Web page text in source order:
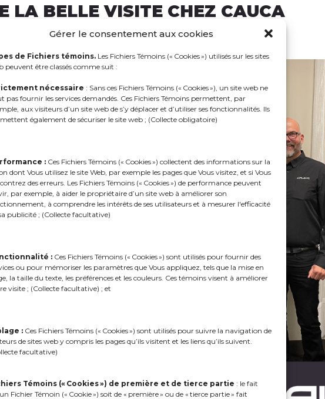
Gérer le consentement aux cookies
de Fichiers témoins. Les Fichiers Témoins (« Cookies ») utilisés sur les sites
peuvent être classés comme suit :
nécessaire : Sans ces Fichiers Témoins (« Cookies »), un site web ne
pas fournir les services demandés. Ces Fichiers Témoins permettent, par
aux visiteurs d’un site web de s’y déplacer et d’utiliser ses fonctionnalités. Ils
également de sécuriser le site web ; (Collecte obligatoire)
: Ces Fichiers Témoins (« Cookies ») collectent des informations sur la
dont Vous utilisez le site Web, par exemple les pages que Vous visitez, et si Vous
des erreurs. Les Fichiers Témoins (« Cookies ») de performance peuvent
par exemple, à aider le propriétaire d’un site web à améliorer son
à comprendre les intérêts de ses utilisateurs et à mesurer l'efficacité
publicité ; (Collecte facultative)
: Ces Fichiers Témoins (« Cookies ») sont utilisés pour fournir des
ou pour mémoriser les paramètres que Vous appliquez, tels que la mise en
la taille du texte, les préférences et les couleurs. Ces témoins visent à améliorer
visite ; (Collecte facultative) ; et
: Ces Fichiers Témoins (« Cookies ») sont utilisés pour suivre la navigation de
de sites web y compris les pages qu’ils visitent et les liens qu’ils suivent.
facultative)
Témoins (« Cookies ») de première et de tierce partie : le fait
Fichier Témoin (« Cookie ») soit de « première » ou de « tierce partie » fait
LA BELLE VISITE CHEZ CAUCA